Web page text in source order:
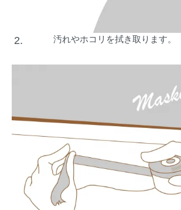
2. 汚れやホコリを拭き取ります。